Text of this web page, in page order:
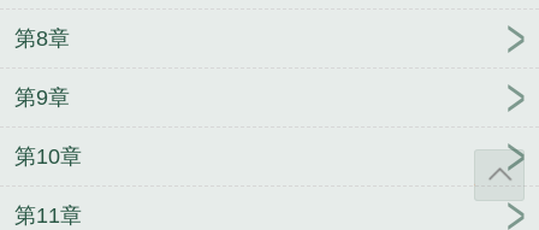
第8章
第9章
第10章
第11章